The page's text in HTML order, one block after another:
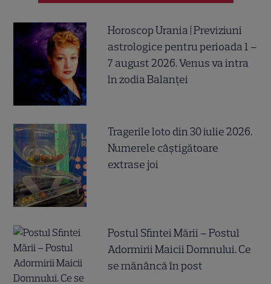
Horoscop Urania | Previziuni
astrologice pentru perioada 1 –
7 august 2026. Venus va intra
în zodia Balanței
Tragerile loto din 30 iulie 2026.
Numerele câştigătoare
extrase joi
Postul Sfintei Mării – Postul
Adormirii Maicii Domnului. Ce
se mănâncă în post